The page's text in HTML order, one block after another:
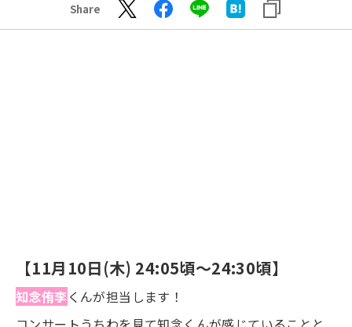
Share
【11月10日(木) 24:05頃～24:30頃】
知念侑李くんが担当します！